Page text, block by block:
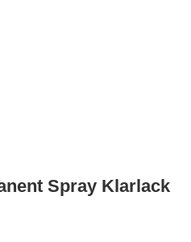
Spray Klarlack